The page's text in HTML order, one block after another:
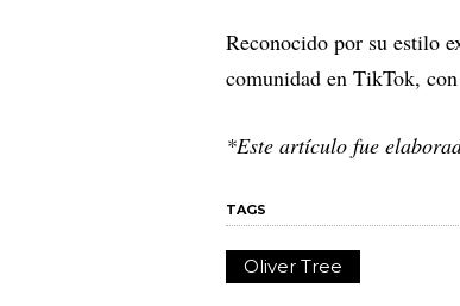
Reconocido por su estilo
comunidad en TikTok,
*Este artículo fue
TAGS
Oliver Tree